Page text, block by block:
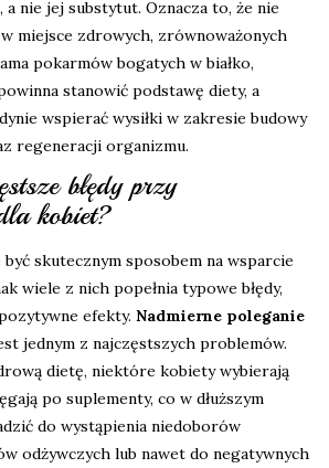
, a nie jej substytut. Oznacza to, że nie
miejsce zdrowych, zrównoważonych
pokarmów bogatych w białko,
stanowić podstawę diety, a
wspierać wysiłki w zakresie budowy
regeneracji organizmu.
błędy przy
kobiet?
być skutecznym sposobem na wsparcie
wiele z nich popełnia typowe błędy,
efekty. Nadmierne poleganie
jednym z najczęstszych problemów.
dietę, niektóre kobiety wybierają
po suplementy, co w dłuższym
do wystąpienia niedoborów
odżywczych lub nawet do negatywnych